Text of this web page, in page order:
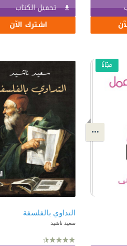
تحميل الكتاب
اشترك الآن
مجّانًا
التداوي بالفلسفة
سعيد ناشيد